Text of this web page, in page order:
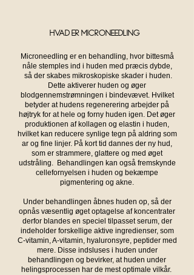
Hvad er microneedling?
Microneedling er en behandling, hvor bittesmå
nåle stemples ind i huden med præcis dybde,
så der skabes mikroskopiske skader i huden.
Dette aktiverer huden og øger
blodgennemstrømningen i bindevævet. Hvilket
betyder at hudens regenerering arbejder på
højtryk for at hele og forny huden igen. Detøger
produktionen af kollagen og elastin i huden,
hvilket kan reducere synlige tegn på aldring som
ar og fine linjer. På kort tid dannes der ny hud,
som er strammere, glattere og med øget
udstråling. Behandlingen kan også fremskynde
cellefornyelsen i huden og bekæmpe
pigmentering og akne.
Under behandlingen åbnes huden op, så der
opnås væsentlig øget optagelse af koncentrater
derfor blandes en speciel tilpasset serum, der
indeholder forskellige aktive ingredienser, som
C-vitamin, A-vitamin, hyaluronsyre, peptider med
mere. Disse indsluses i huden under
behandlingen og bevirker, at huden under
helingsprocessen har de mest optimale vilkår.